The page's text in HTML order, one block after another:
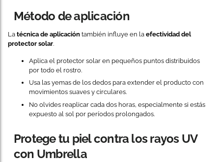
Método de aplicación
La técnica de aplicación también influye en la efectividad del
protector solar.
Aplica el protector solar en pequeños puntos distribuidos
por todo el rostro.
Usa las yemas de los dedos para extender el producto con
movimientos suaves y circulares.
No olvides reaplicar cada dos horas, especialmente si estás
expuesto al sol por períodos prolongados.
Protege tu piel contra los rayos UV
con Umbrella